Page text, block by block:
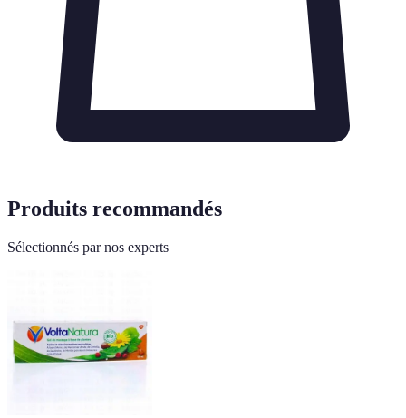
Produits recommandés
Sélectionnés par nos experts